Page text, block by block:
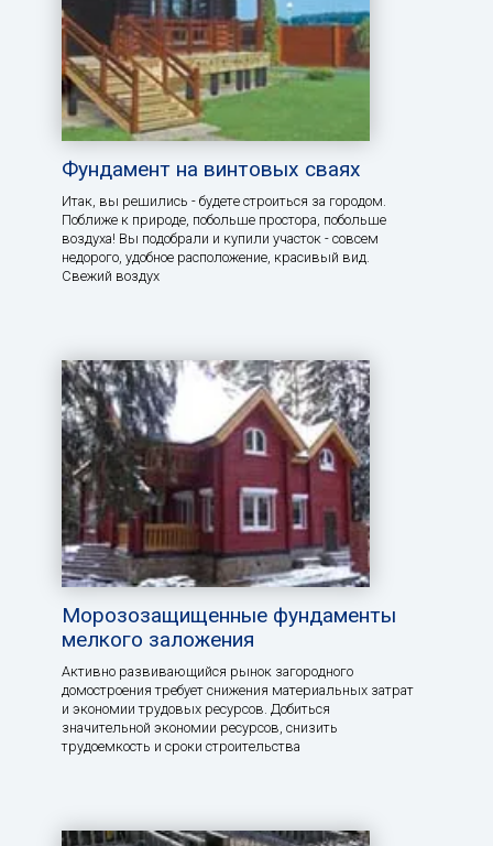
Фундамент на винтовых сваях
Итак, вы решились - будете строиться за городом.
Поближе к природе, побольше простора, побольше
воздуха! Вы подобрали и купили участок - совсем
недорого, удобное расположение, красивый вид.
Свежий воздух
Морозозащищенные фундаменты
мелкого заложения
Активно развивающийся рынок загородного
домостроения требует снижения материальных затрат
и экономии трудовых ресурсов. Добиться
значительной экономии ресурсов, снизить
трудоемкость и сроки строительства